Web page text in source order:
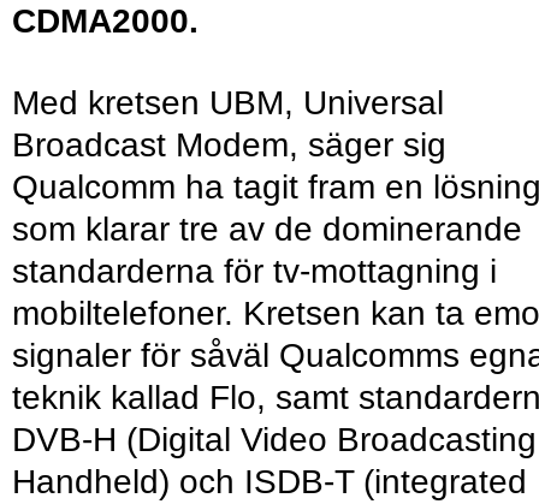
CDMA2000.
Med kretsen UBM, Universal
Broadcast Modem, säger sig
Qualcomm ha tagit fram en
som klarar tre av de dominerande
standarderna för tv-mottagning i
mobiltelefoner. Kretsen kan ta
signaler för såväl Qualcomms
teknik kallad Flo, samt
DVB-H (Digital Video
Handheld) och ISDB-T (integrated